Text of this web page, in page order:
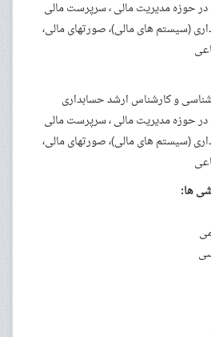
(سیستم های مالی)، صورتهای مالی،
و کارشناس ارشد حسابداری
(سیستم های مالی)، صورتهای مالی،